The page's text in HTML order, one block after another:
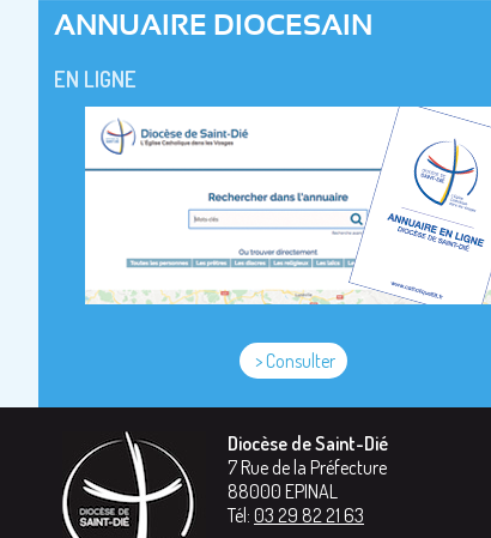
ANNUAIRE DIOCESAIN
EN LIGNE
> Consulter
Diocèse de Saint-Dié
7 Rue de la Préfecture
88000 EPINAL
Tél: 03 29 82 21 63